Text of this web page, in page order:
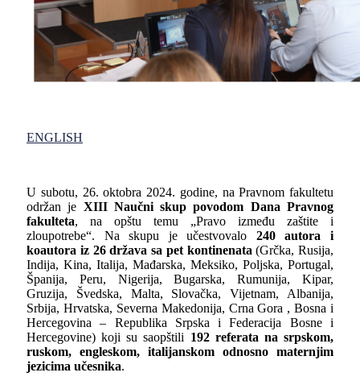
ENGLISH
U subotu, 26. oktobra 2024. godine, na Pravnom fakultetu
održan je XIII Naučni skup povodom Dana Pravnog
fakulteta, na opštu temu „Pravo između zaštite i
zloupotrebe“. Na skupu je učestvovalo 240autora i
koautora iz 26država sa pet kontinenata(Grčka, Rusija,
Indija, Kina, Italija, Mađarska, Meksiko, Poljska, Portugal,
Španija, Peru, Nigerija, Bugarska, Rumunija, Kipar,
Gruzija, Švedska, Malta, Slovačka, Vijetnam, Albanija,
Srbija, Hrvatska, Severna Makedonija, Crna Gora , Bosna i
Hercegovina – Republika Srpska i Federacija Bosne i
Hercegovine) koji su saopštili 192 referata na srpskom,
ruskom, engleskom, italijanskom odnosno maternjim
jezicima učesnika.